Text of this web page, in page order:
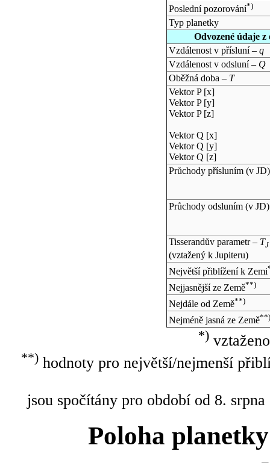
Poslední pozorování*)
Typ planetky
Odvozené údaje
Vzdálenost v přísluní – q
Vzdálenost v odsluní – Q
Oběžná doba – T
Vektor P [x]
Vektor P [y]
Vektor P [z]
Vektor Q [x]
Vektor Q [y]
Vektor Q [z]
Průchody přísluním (v JD)
Průchody odsluním (v JD)
Tisserandův parametr – TJ
(vztažený k Jupiteru)
Největší přiblížení k Zemi
Nejjasnější ze Země**)
Nejdále od Země**)
Nejméně jasná ze Země**)
*)
**)hodnoty pro největší/nejmenší
jsou spočítány pro období od 8.
Poloha